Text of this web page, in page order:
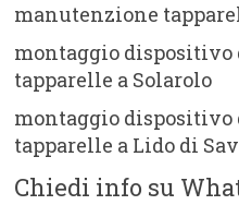
manutenzione
montaggio dispositivo
tapparelle a Solarolo
montaggio dispositivo
tapparelle a Lido di
Chiedi info su